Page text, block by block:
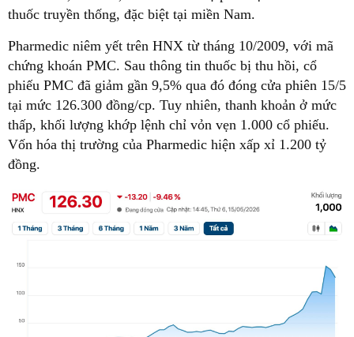
thuốc truyền thống, đặc biệt tại miền Nam.
Pharmedic niêm yết trên HNX từ tháng 10/2009, với mã
chứng khoán PMC. Sau thông tin thuốc bị thu hồi, cổ
phiếu PMC đã giảm gần 9,5% qua đó đóng cửa phiên 15/5
tại mức 126.300 đồng/cp. Tuy nhiên, thanh khoản ở mức
thấp, khối lượng khớp lệnh chỉ vỏn vẹn 1.000 cổ phiếu.
Vốn hóa thị trường của Pharmedic hiện xấp xỉ 1.200 tỷ
đồng.